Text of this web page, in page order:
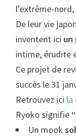
l’extrême-nord,
De leur vie
inventent ici un
intime, érudite
Ce projet de
succès le 31
Retrouvez ici la
Ryoko signifie
Un mook